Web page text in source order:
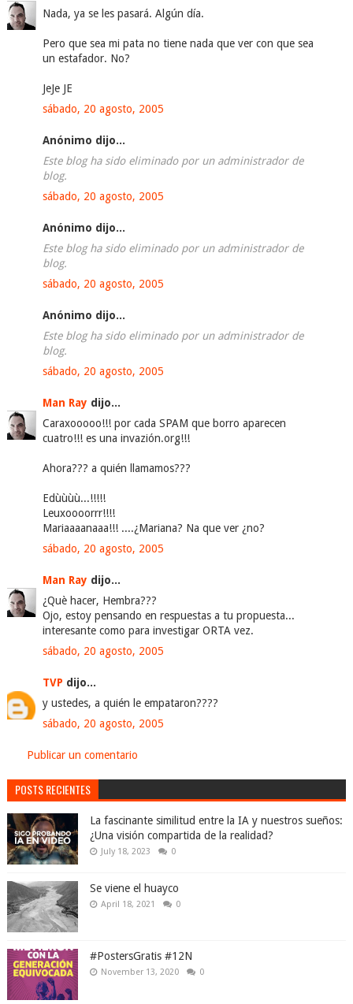
Nada, ya se les pasará. Algún día.
Pero que sea mi pata no tiene nada que ver con que sea
un estafador. No?
JeJe JE
sábado, 20 agosto, 2005
Anónimo dijo...
Este blog ha sido eliminado por un administrador de
blog.
sábado, 20 agosto, 2005
Anónimo dijo...
Este blog ha sido eliminado por un administrador de
blog.
sábado, 20 agosto, 2005
Anónimo dijo...
Este blog ha sido eliminado por un administrador de
blog.
sábado, 20 agosto, 2005
Man Ray dijo...
Caraxooooo!!! por cada SPAM que borro aparecen
cuatro!!! es una invazión.org!!!
Ahora??? a quién llamamos???
Edùùùù...!!!!!
Leuxoooorrr!!!!
Mariaaaanaaa!!! ....¿Mariana? Na que ver ¿no?
sábado, 20 agosto, 2005
Man Ray dijo...
¿Què hacer, Hembra???
Ojo, estoy pensando en respuestas a tu propuesta...
interesante como para investigar ORTA vez.
sábado, 20 agosto, 2005
TVP dijo...
y ustedes, a quién le empataron????
sábado, 20 agosto, 2005
Publicar un comentario
POSTS RECIENTES
La fascinante similitud entre la IA y nuestros sueños:
¿Una visión compartida de la realidad?
July 18, 2023 0
Se viene el huayco
April 18, 2021 0
#PostersGratis #12N
November 13, 2020 0